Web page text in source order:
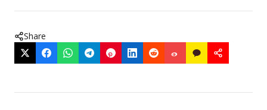
Share